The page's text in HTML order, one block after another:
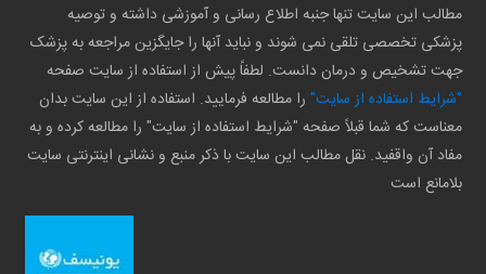
مطالب این سایت تنها جنبه اطلاع رسانی و آموزشی داشته و توصیه
پزشکی تخصصی تلقی نمی شوند و نباید آنها را جایگزین مراجعه به پزشک
جهت تشخیص و درمان دانست. لطفاً پیش از استفاده از سایت صفحه
"شرایط استفاده از سایت" را مطالعه فرمایید. استفاده از این سایت بدان
معناست که شما قبلاً صفحه "شرایط استفاده از سایت" را مطالعه کرده و به
مفاد آن واقفید. نقل مطالب این سایت با ذکر منبع و نشانی اینترنتی سایت
بلامانع است